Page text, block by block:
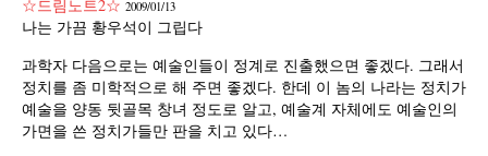
☆드림노트2☆ 2009/01/13
나는 가끔 황우석이 그립다
과학자 다음으로는 예술인들이 정계로 진출했으면 좋겠다. 그래서
정치를 좀 미학적으로 해 주면 좋겠다. 한데 이 놈의 나라는 정치가
예술을 양동 뒷골목 창녀 정도로 알고, 예술계 자체에도 예술인의
가면을 쓴 정치가들만 판을 치고 있다…